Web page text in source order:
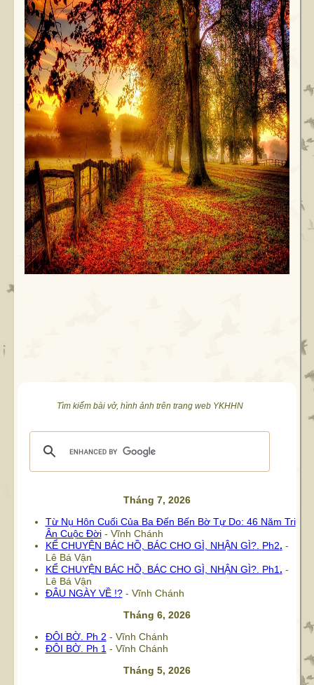
Tìm kiếm bài vở, hình ảnh trên trang web YKHHN
Tháng 7, 2026
Từ Nụ Hôn Cuối Của Ba Đến Bến Bờ Tự Do: 46 Năm Tri
Ân Cuộc Đời- Vĩnh Chánh
KỂ CHUYỆN BÁC HỒ, BÁC CHO GÌ, NHẬN GÌ?. Ph2. -
Lê Bá Vận
KỂ CHUYỆN BÁC HỒ, BÁC CHO GÌ, NHẬN GÌ?. Ph1 . -
Lê Bá Vận
ĐÂU NGÀY VỀ !?- Vĩnh Chánh
Tháng 6, 2026
ĐÔI BỜ. Ph 2 - Vĩnh Chánh
ĐÔI BỜ. Ph 1 - Vĩnh Chánh
Tháng 5, 2026